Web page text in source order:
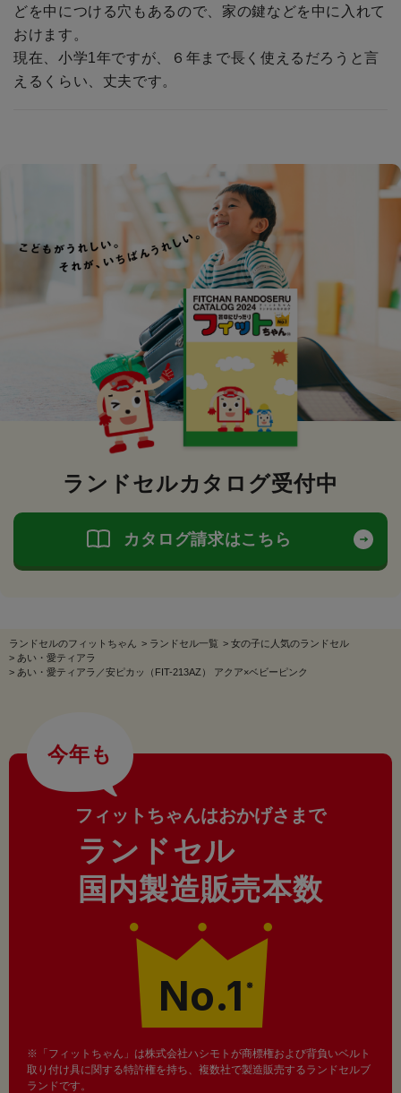
どを中につける穴もあるので、家の鍵などを中に入れて
おけます。
現在、小学1年ですが、６年まで長く使えるだろうと言
えるくらい、丈夫です。
ランドセルカタログ受付中
カタログ請求はこちら
ランドセルのフィットちゃん > ランドセル一覧 > 女の子に人気のランドセル
> あい・愛ティアラ
> あい・愛ティアラ／安ピカッ（FIT-213AZ） アクア×ベビーピンク
今年も
フィットちゃんはおかげさまで
ランドセル
国内製造販売本数
No.1 ※
※「フィットちゃん」は株式会社ハシモトが商標権および背負いベルト
取り付け具に関する特許権を持ち、複数社で製造販売するランドセルブ
ランドです。